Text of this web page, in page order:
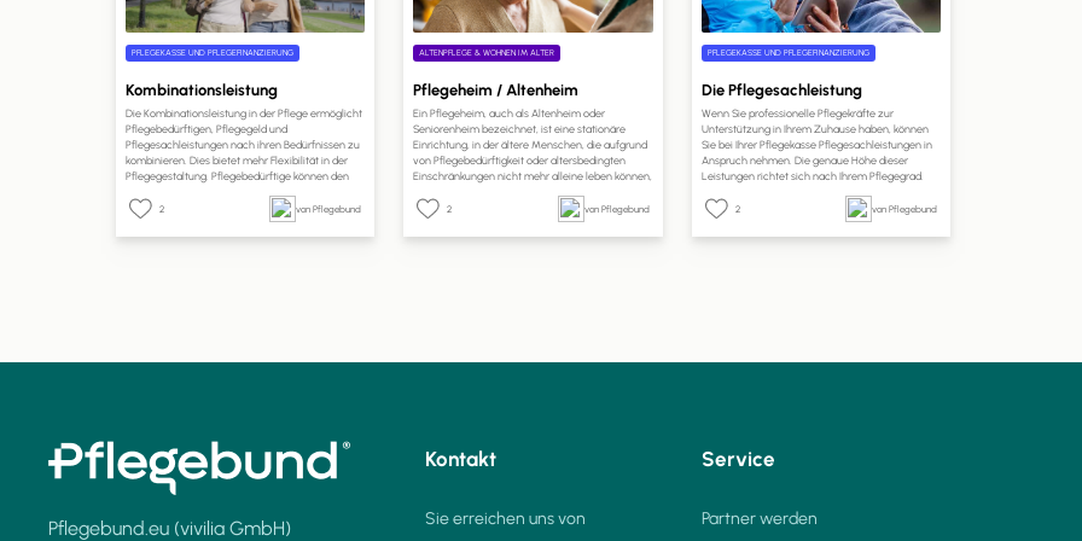
PFLEGEKASSE UND PFLEGEFINANZIERUNG
Kombinationsleistung
Die Kombinationsleistung in der Pflege ermöglicht
Pflegebedürftigen, Pflegegeld und
Pflegesachleistungen nach ihren Bedürfnissen zu
kombinieren. Dies bietet mehr Flexibilität in der
Pflegegestaltung. Pflegebedürftige können den
bei der Pflegekasse ist erforderlich, und die
Kostenabrechnung erfolgt direkt mit den
Pflegeleistungserbringern. Dies ermöglicht eine
2 von Pflegebund
ALTENPFLEGE & WOHNEN IM ALTER
Pflegeheim / Altenheim
Ein Pflegeheim, auch als Altenheim oder
Seniorenheim bezeichnet, ist eine stationäre
Einrichtung, in der ältere Menschen, die aufgrund
von Pflegebedürftigkeit oder altersbedingten
Einschränkungen nicht mehr alleine leben können,
erhalten. Pflegeheime sind spezialisierte
Einrichtungen, die rund um die Uhr professionelle
Pflege und Unterstützung bieten.
2 von Pflegebund
PFLEGEKASSE UND PFLEGEFINANZIERUNG
Die Pflegesachleistung
Wenn Sie professionelle Pflegekräfte zur
Unterstützung in Ihrem Zuhause haben, können
Sie bei Ihrer Pflegekasse Pflegesachleistungen in
Anspruch nehmen. Die genaue Höhe dieser
Leistungen richtet sich nach Ihrem Pflegegrad.
mit Pflegesachleistungen finanzieren können, wie
hoch Ihr Anspruch ist und wie Sie die
Pflegesachleistungen beantragen können.
2 von Pflegebund
Pflegebund.eu (vivilia GmbH)
Kontakt
Sie erreichen uns von
Service
Partner werden